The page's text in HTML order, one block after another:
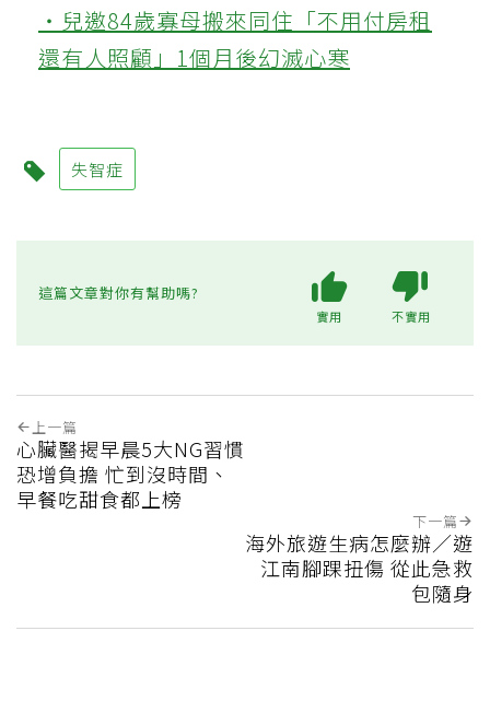
‧兒邀84歲寡母搬來同住「不用付房租
還有人照顧」1個月後幻滅心寒
失智症
這篇文章對你有幫助嗎?
實用 不實用
上一篇
心臟醫揭早晨5大NG習慣
恐增負擔 忙到沒時間、
早餐吃甜食都上榜
下一篇
海外旅遊生病怎麼辦／遊
江南腳踝扭傷 從此急救
包隨身